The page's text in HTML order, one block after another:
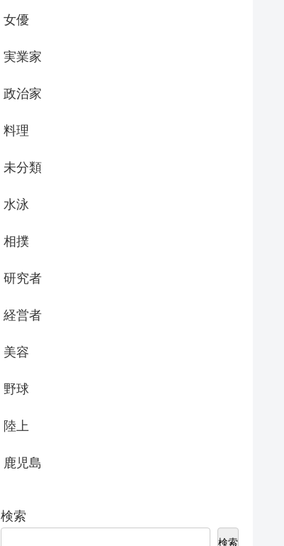
女優
実業家
政治家
料理
未分類
水泳
相撲
研究者
経営者
美容
野球
陸上
鹿児島
検索
検索